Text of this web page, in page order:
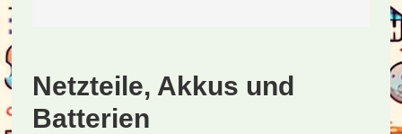
Netzteile, Akkus und
Batterien